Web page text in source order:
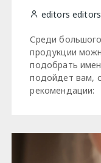
editors editors
Среди
продукции
подобрать
подойдет вам,
рекомендации: